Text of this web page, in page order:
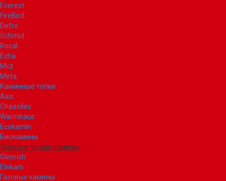
Everest
FireBird
Defro
Schmid
Rocal
Echa
Mcz
Meta
Каминные топки
Axis
Chazelles
Warmhaus
Ecokamin
Биокамины
Электрические камины
Glenrich
Elekam
Газовые камины